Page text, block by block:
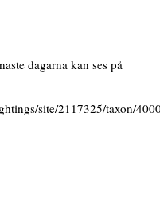
dagarna kan ses på
site/2117325/taxon/